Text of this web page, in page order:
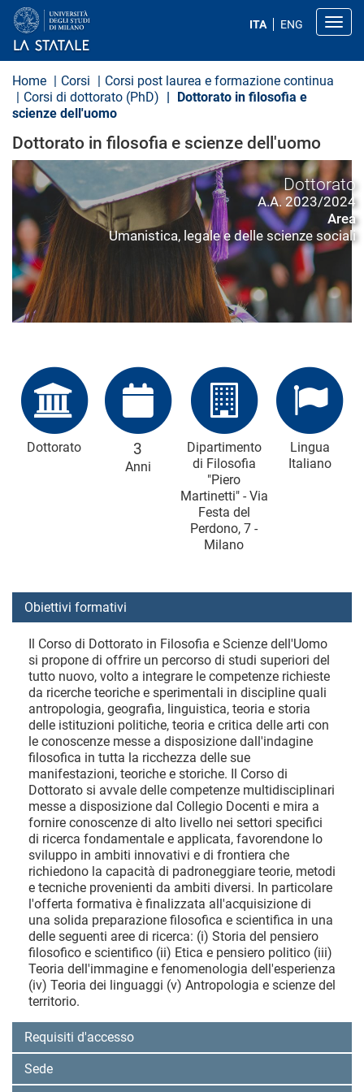
a
ITA ENG
Home Corsi
Corsi post laurea e formazione continua
Corsi di dottorato (PhD)
Dottorato in filosofia e
scienze dell'uomo
Dottorato in filosofia e scienze dell'uomo
Dottorato
A.A. 2023/2024
Area
Umanistica, legale e delle scienze sociali
Dottorato 3
Anni
Dipartimento
di Filosofia
"Piero
Martinetti" - Via
Festa del
Perdono, 7 -
Milano
Lingua
Italiano
Obiettivi formativi
Il Corso di Dottorato in Filosofia e Scienze dell'Uomo
si propone di offrire un percorso di studi superiori del
tutto nuovo, volto a integrare le competenze richieste
da ricerche teoriche e sperimentali in discipline quali
antropologia, geografia, linguistica, teoria e storia
delle istituzioni politiche, teoria e critica delle arti con
le conoscenze messe a disposizione dall'indagine
filosofica in tutta la ricchezza delle sue
manifestazioni, teoriche e storiche. Il Corso di
Dottorato si avvale delle competenze multidisciplinari
messe a disposizione dal Collegio Docenti e mira a
fornire conoscenze di alto livello nei settori specifici
di ricerca fondamentale e applicata, favorendone lo
sviluppo in ambiti innovativi e di frontiera che
richiedono la capacità di padroneggiare teorie, metodi
e tecniche provenienti da ambiti diversi. In particolare
l'offerta formativa è finalizzata all'acquisizione di
una solida preparazione filosofica e scientifica in una
delle seguenti aree di ricerca: (i) Storia del pensiero
filosofico e scientifico (ii) Etica e pensiero politico (iii)
Teoria dell'immagine e fenomenologia dell'esperienza
(iv) Teoria dei linguaggi (v) Antropologia e scienze del
territorio.
Requisiti d'accesso
Sede